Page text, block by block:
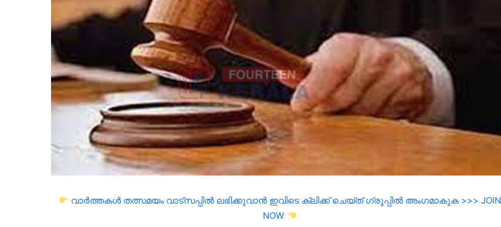
വാർത്തകൾ തത്സമയം വാട്സപ്പിൽ ലഭിക്കുവാൻ ഇവിടെ ക്ലിക്ക് ചെയ്ത് ഗ്രൂപ്പിൽ അംഗമാകുക >>> JOIN
NOW